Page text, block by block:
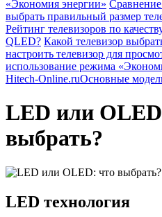
«Экономия энергии»
выбрать правильный размер
Рейтинг телевизоров по
QLED? Какой телевизор
настроить телевизор для
использование режима
Hitech-Online.ruОсновные
LED или
выбрать?
LED технология